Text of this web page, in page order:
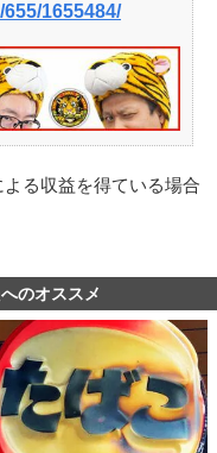
1655484/
る収益を得ている場合
のオススメ